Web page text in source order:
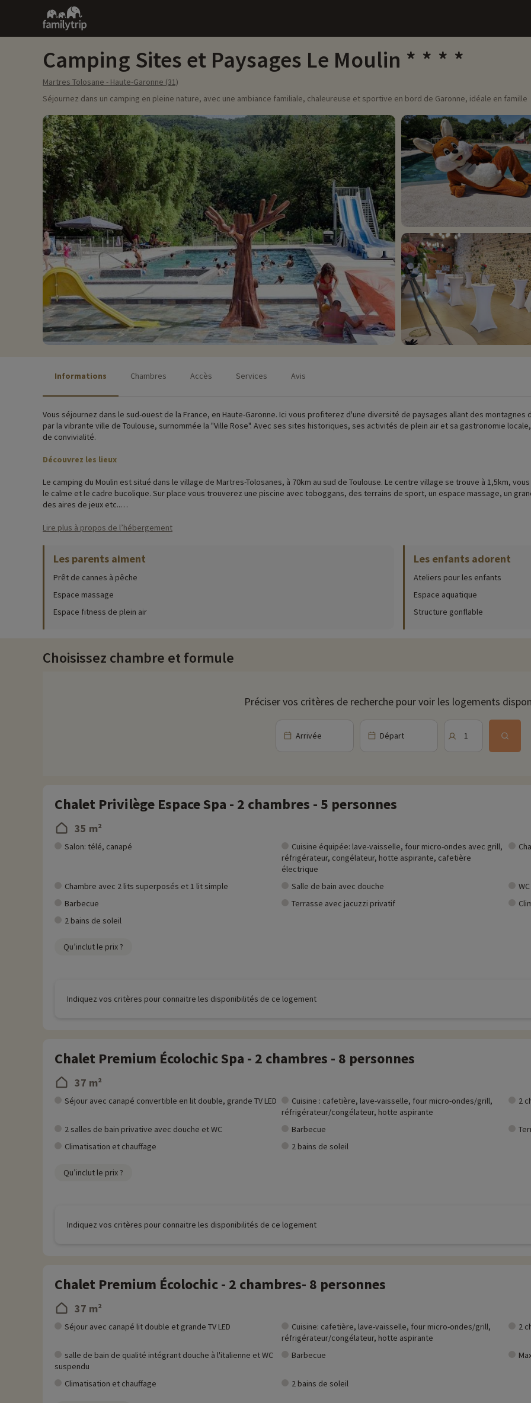
Family
trip
Camping Sites et Paysages Le Moulin
Martres Tolosane - Haute-Garonne (31)
Séjournez dans un camping en pleine nature, avec une ambiance familiale, chaleureuse et sportive en bord de Garonne, idéale en famille
Informations Chambres Accès Services Avis
Vous séjournez dans le sud-ouest de la France, en Haute-Garonne. Ici vous profiterez d'une diversité de paysages allant des
par la vibrante ville de Toulouse, surnommée la "Ville Rose". Avec ses sites historiques, ses activités de plein air et sa gastronomie
de convivialité.
Découvrez les lieux
Le camping du Moulin est situé dans le village de Martres-Tolosanes, à 70km au sud de Toulouse. Le centre village se trouve à 1,5km,
le calme et le cadre bucolique. Sur place vous trouverez une piscine avec toboggans, des terrains de sport, un espace massage, un
des aires de jeux etc..
Le camping vous propose différents types de logements, tous aussi charmants les uns que les autres : mobil-home, chalet, pod insolite,
Activités famille sur place
Pour des informations très précises sur les activités à faire sur place (date d'ouverture, âge pour les club, contenu du pack bébé...),
parents profiteront d'un moment de détente dans le bain à bulles.
les petits : activités manuelles, créatives et éducatives telles que pâte à sel, herbiers, construction de cabane… Bonne ambiance
À proximité, vous pourrez explorer des sentiers de randonnée adaptés aux familles, offrant des vues magnifiques sur les montagnes,
Le Parc animalier de la Prairie des Filtres à Toulouse , situé à environ une heure de Martres-Tolosane, est idéal pour une sortie familiale.
d'un cadre agréable pour un pique-nique. Profitez-en bien sûr pour visiter la "Ville Rose".
Plus d'informations
• Animaux de compagnie acceptés, en supplément
Lire plus à propos de l’hébergement
Les parents aiment
Prêt de cannes à pêche
Espace massage
Espace fitness de plein air
Les enfants adorent
Ateliers pour les enfants
Espace aquatique
Structure gonflable
Choisissez chambre et formule
Préciser vos critères de recherche pour voir les logements
Arrivée Départ 1
Chalet Privilège Espace Spa - 2 chambres - 5 personnes
35 m²
Salon: télé, canapé
Cuisine équipée: lave-vaisselle, four micro-ondes avec grill,
réfrigérateur, congélateur, hotte aspirante, cafetière
électrique
Chambre avec 2 lits superposés et 1 lit simple Salle de bain avec douche
Barbecue
Terrasse avec jacuzzi privatif
2 bains de soleil
Qu’inclut le prix ?
Indiquez vos critères pour connaitre les disponibilités de ce logement
Chalet Premium Écolochic Spa - 2 chambres - 8 personnes
37 m²
Séjour avec canapé convertible en lit double, grande TV LED
Cuisine : cafetière, lave-vaisselle, four micro-ondes/grill,
réfrigérateur/congélateur, hotte aspirante
2
2 salles de bain privative avec douche et WC Barbecue
Climatisation et chauffage
2 bains de soleil
Qu’inclut le prix ?
Indiquez vos critères pour connaitre les disponibilités de ce logement
Chalet Premium Écolochic - 2 chambres- 8 personnes
37 m²
Séjour avec canapé lit double et grande TV LED
Cuisine: cafetière, lave-vaisselle, four micro-ondes/grill,
réfrigérateur/congélateur, hotte aspirante
2
salle de bain de qualité intégrant douche à l'italienne et WC
suspendu
Barbecue
Climatisation et chauffage 2 bains de soleil